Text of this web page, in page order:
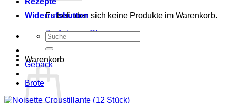
Es befinden sich keine Produkte im Warenkorb.
Zurück zum Shop
Warenkorb
Widerrufsbutton
Suchen
nach:
Gebäck
Brote